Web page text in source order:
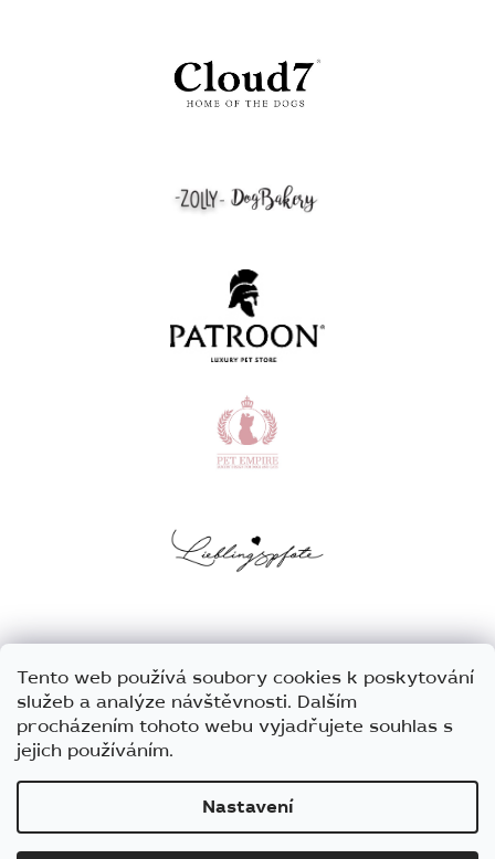
Tento web používá soubory cookies k poskytování
služeb a analýze návštěvnosti. Dalším
procházením tohoto webu vyjadřujete souhlas s
jejich používáním.
Nastavení
Vytvořil Shoptet